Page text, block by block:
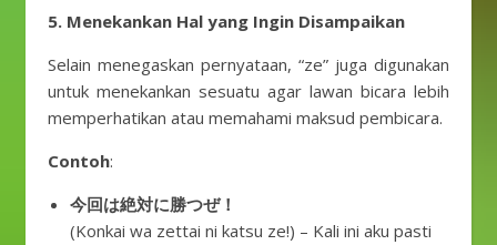
5. Menekankan Hal yang Ingin Disampaikan
Selain menegaskan pernyataan, “ze” juga digunakan
untuk menekankan sesuatu agar lawan bicara lebih
memperhatikan atau memahami maksud pembicara.
Contoh:
今回は絶対に勝つぜ！
(Konkai wa zettai ni katsu ze!) – Kali ini aku pasti